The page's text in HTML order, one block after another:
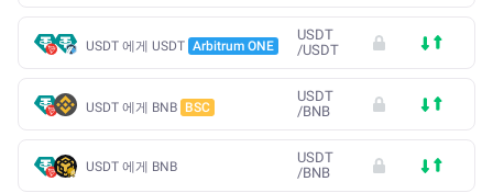
USDT 에게 USDT Arbitrum ONE
USDT
/USDT
USDT 에게 BNB BSC
USDT
/BNB
USDT 에게 BNB
USDT
/BNB